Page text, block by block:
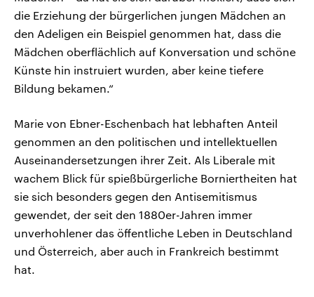
die Erziehung der bürgerlichen jungen Mädchen an
den Adeligen ein Beispiel genommen hat, dass die
Mädchen oberflächlich auf Konversation und schöne
Künste hin instruiert wurden, aber keine tiefere
Bildung bekamen.“
Marie von Ebner-Eschenbach hat lebhaften Anteil
genommen an den politischen und intellektuellen
Auseinandersetzungen ihrer Zeit. Als Liberale mit
wachem Blick für spießbürgerliche Borniertheiten hat
sie sich besonders gegen den Antisemitismus
gewendet, der seit den 1880er-Jahren immer
unverhohlener das öffentliche Leben in Deutschland
und Österreich, aber auch in Frankreich bestimmt
hat.